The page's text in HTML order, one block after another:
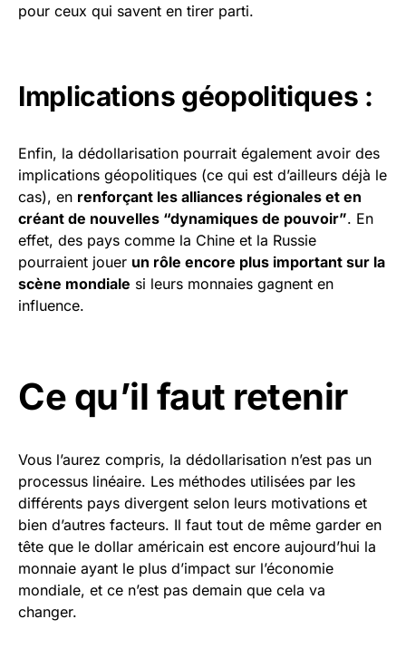
pour ceux qui savent en tirer parti.
Implications géopolitiques :
Enfin, la dédollarisation pourrait également avoir des
implications géopolitiques (ce qui est d’ailleurs déjà le
cas), en renforçant les alliances régionales et en
créant de nouvelles “dynamiques de pouvoir”. En
effet, des pays comme la Chine et la Russie
pourraient jouer un rôle encore plus important sur la
scène mondiale si leurs monnaies gagnent en
influence.
Ce qu’il faut retenir
Vous l’aurez compris, la dédollarisation n’est pas un
processus linéaire. Les méthodes utilisées par les
différents pays divergent selon leurs motivations et
bien d’autres facteurs. Il faut tout de même garder en
tête que le dollar américain est encore aujourd’hui la
monnaie ayant le plus d’impact sur l’économie
mondiale, et ce n’est pas demain que cela va
changer.